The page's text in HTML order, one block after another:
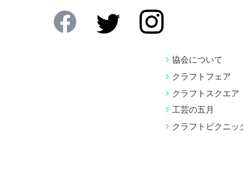
協会について
クラフトフェア
クラフトスクエア
工芸の五月
クラフトピクニッ